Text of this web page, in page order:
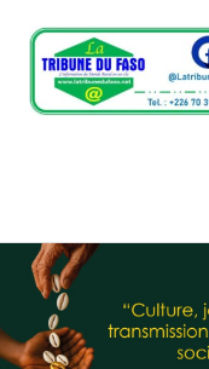
Skip
content
du
Faso
un
clic